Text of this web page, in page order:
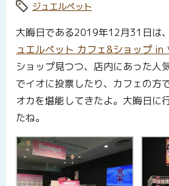
タグ:
ジュエルペット
大晦日である2019年12月31日は
ュエルペット カフェ&ショップ in
ショップ見つつ、店内にあった人
でイオに投票したり、カフェの方
オカを堪能してきたよ。大晦日に
たね。